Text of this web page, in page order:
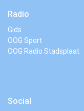
Radio
Gids
OOG Sport
OOG Radio Stadsplaat
Social